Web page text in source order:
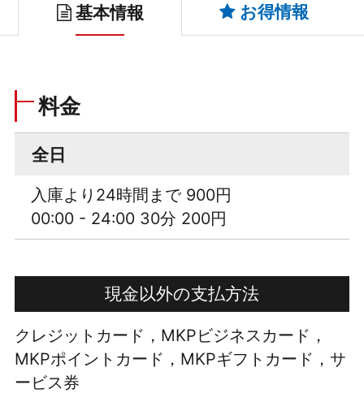
基本情報 お得情報
料金
全日
入庫より24時間まで 900円
00:00 - 24:00 30分 200円
現金以外の支払方法
クレジットカード，MKPビジネスカード，
MKPポイントカード，MKPギフトカード，サ
ービス券